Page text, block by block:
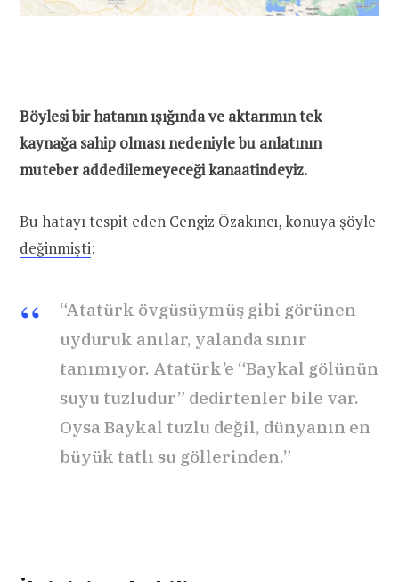
Böylesi bir hatanın ışığında ve aktarımın tek
kaynağa sahip olması nedeniyle bu anlatının
muteber addedilemeyeceği kanaatindeyiz.
Bu hatayı tespit eden Cengiz Özakıncı, konuya şöyle
değinmişti:
“Atatürk övgüsüymüş gibi görünen
uyduruk anılar, yalanda sınır
tanımıyor. Atatürk’e “Baykal gölünün
suyu tuzludur” dedirtenler bile var.
Oysa Baykal tuzlu değil, dünyanın en
büyük tatlı su göllerinden.”